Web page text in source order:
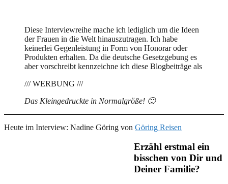
Diese Interviewreihe mache ich lediglich um die Ideen
der Frauen in die Welt hinauszutragen. Ich habe
keinerlei Gegenleistung in Form von Honorar oder
Produkten erhalten. Da die deutsche Gesetzgebung es
aber vorschreibt kennzeichne ich diese Blogbeiträge als
/// WERBUNG ///
Das Kleingedruckte in Normalgröße! 🙂
Heute im Interview: Nadine Göring von Göring Reisen
Erzähl erstmal ein
bisschen von Dir und
Deiner Familie?